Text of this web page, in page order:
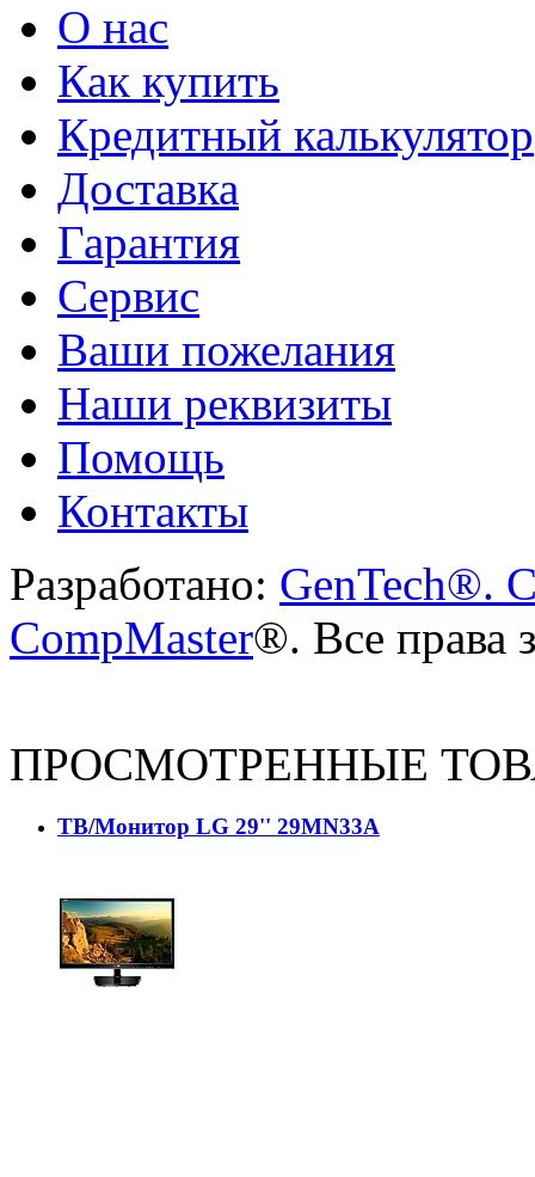
О нас
Как купить
Кредитный калькулятор
Доставка
Гарантия
Сервис
Ваши пожелания
Наши реквизиты
Помощь
Контакты
Разработано: GenTech®.
CompMaster®. Все права
ПРОСМОТРЕННЫЕ
ТВ/Монитор LG 29'' 29MN33A